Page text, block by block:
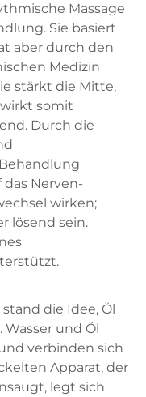
Massage
Sie basiert
aber durch den
Medizin
stärkt die Mitte,
somit
Durch die
Nerven-
wirken;
lösend sein.
die Idee, Öl
und Öl
verbinden sich
Apparat, der
legt sich